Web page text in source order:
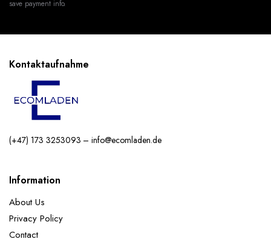
save payment info.
Kontaktaufnahme
(+47) 173 3253093 – info@ecomladen.de
Information
About Us
Privacy Policy
Contact